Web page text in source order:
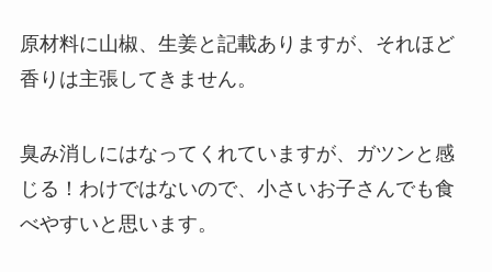
原材料に山椒、生姜と記載ありますが、それほど
香りは主張してきません。
臭み消しにはなってくれていますが、ガツンと感
じる！わけではないので、小さいお子さんでも食
べやすいと思います。